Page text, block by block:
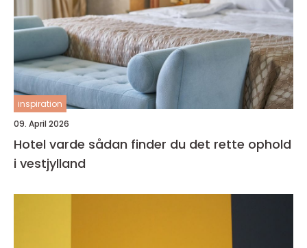
inspiration
09. April 2026
Hotel varde sådan finder du det rette ophold
i vestjylland